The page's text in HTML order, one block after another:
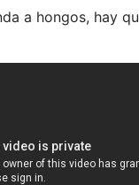
a hongos, hay